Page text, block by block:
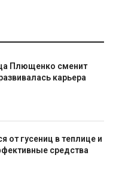
Плющенко сменит
карьера
от гусениц в теплице и
средства